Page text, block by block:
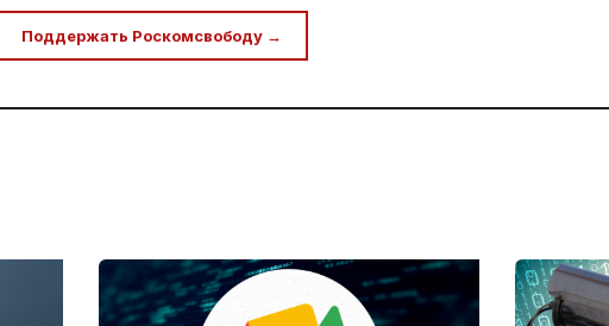
Поддержать Роскомсвободу →